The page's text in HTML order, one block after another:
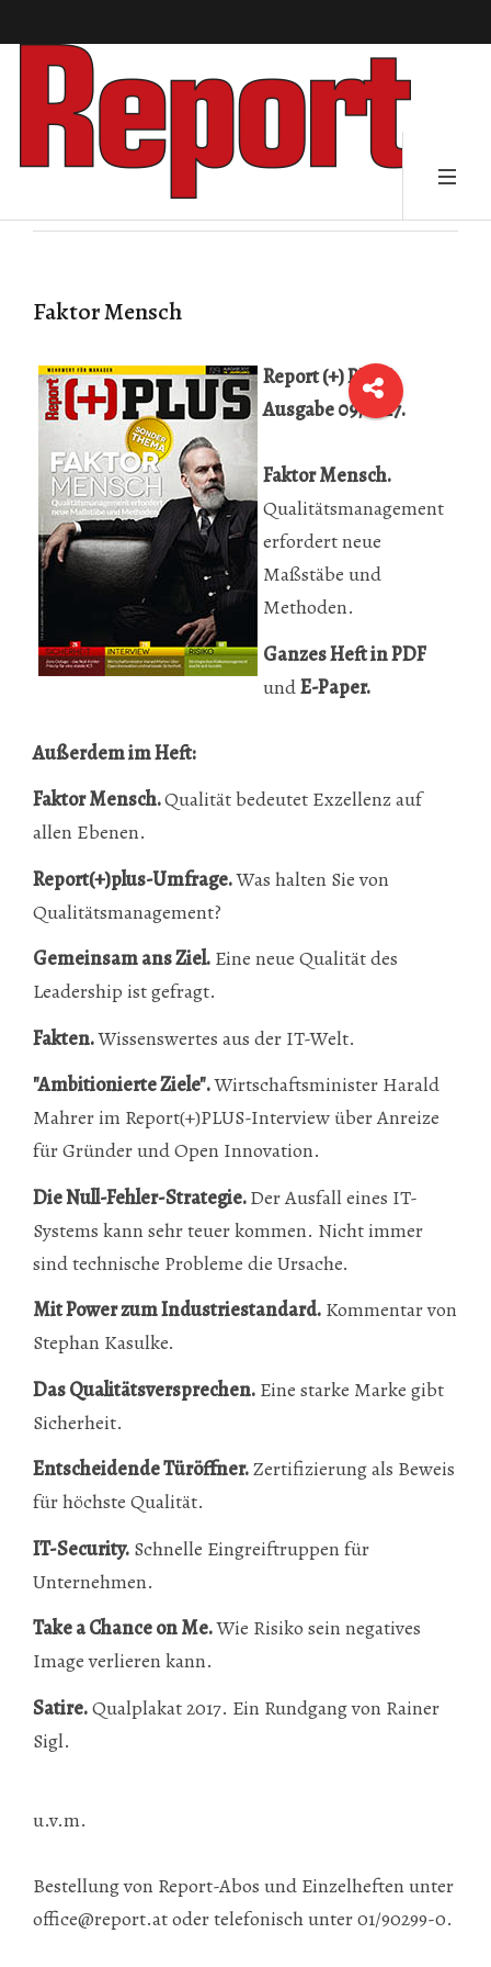
Faktor Mensch
Report (+) PLUS,
Ausgabe 09/2017.
Faktor Mensch.
Qualitätsmanagement
erfordert neue
Maßstäbe und
Methoden.
Ganzes Heft in PDF
undE-Paper.
Außerdem im Heft:
Faktor Mensch.Qualität bedeutet Exzellenz auf
allen Ebenen.
Report(+)plus-Umfrage.Was halten Sie von
Qualitätsmanagement?
Gemeinsam ans Ziel. Eine neue Qualität des
Leadership ist gefragt.
Fakten.Wissenswertes aus der IT-Welt.
"Ambitionierte Ziele".Wirtschaftsminister Harald
Mahrer im Report(+)PLUS-Interview über Anreize
für Gründer und Open Innovation.
Die Null-Fehler-Strategie.Der Ausfall eines IT-
Systems kann sehr teuer kommen. Nicht immer
sind technische Probleme die Ursache.
Mit Power zum Industriestandard. Kommentar von
Stephan Kasulke.
Das Qualitätsversprechen. Eine starke Marke gibt
Sicherheit.
Entscheidende Türöffner.Zertifizierung als Beweis
für höchste Qualität.
IT-Security. Schnelle Eingreiftruppen für
Unternehmen.
Take a Chance on Me.Wie Risiko sein negatives
Image verlieren kann.
Satire.Qualplakat 2017. Ein Rundgang von Rainer
Sigl.
u.v.m.
Bestellung von Report-Abos und Einzelheften unter
office@report.atoder telefonisch unter 01/90299-0.